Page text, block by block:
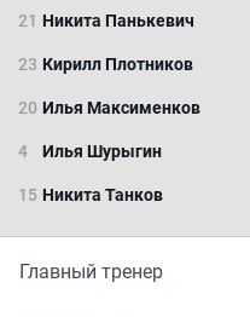
21 Никита Панькевич
23 Кирилл Плотников
20 Илья Максименков
4 Илья Шурыгин
15 Никита Танков
Главный тренер